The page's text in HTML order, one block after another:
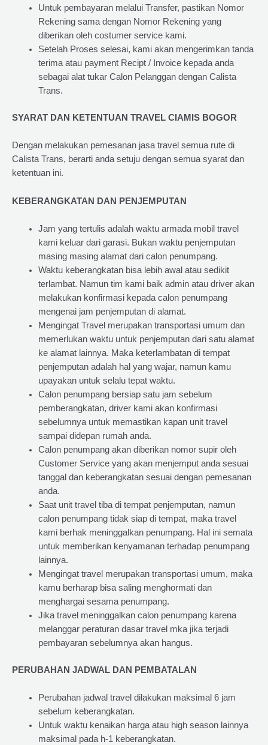
Untuk pembayaran melalui Transfer, pastikan Nomor
Rekening sama dengan Nomor Rekening yang
diberikan oleh costumer service kami.
Setelah Proses selesai, kami akan mengerimkan tanda
terima atau payment Recipt / Invoice kepada anda
sebagai alat tukar Calon Pelanggan dengan Calista
Trans.
SYARAT DAN KETENTUAN TRAVEL CIAMIS BOGOR
Dengan melakukan pemesanan jasa travel semua rute di
Calista Trans, berarti anda setuju dengan semua syarat dan
ketentuan ini.
KEBERANGKATAN DAN PENJEMPUTAN
Jam yang tertulis adalah waktu armada mobil travel
kami keluar dari garasi. Bukan waktu penjemputan
masing masing alamat dari calon penumpang.
Waktu keberangkatan bisa lebih awal atau sedikit
terlambat. Namun tim kami baik admin atau driver akan
melakukan konfirmasi kepada calon penumpang
mengenai jam penjemputan di alamat.
Mengingat Travel merupakan transportasi umum dan
memerlukan waktu untuk penjemputan dari satu alamat
ke alamat lainnya. Maka keterlambatan di tempat
penjemputan adalah hal yang wajar, namun kamu
upayakan untuk selalu tepat waktu.
Calon penumpang bersiap satu jam sebelum
pemberangkatan, driver kami akan konfirmasi
sebelumnya untuk memastikan kapan unit travel
sampai didepan rumah anda.
Calon penumpang akan diberikan nomor supir oleh
Customer Service yang akan menjemput anda sesuai
tanggal dan keberangkatan sesuai dengan pemesanan
anda.
Saat unit travel tiba di tempat penjemputan, namun
calon penumpang tidak siap di tempat, maka travel
kami berhak meninggalkan penumpang. Hal ini semata
untuk memberikan kenyamanan terhadap penumpang
lainnya.
Mengingat travel merupakan transportasi umum, maka
kamu berharap bisa saling menghormati dan
menghargai sesama penumpang.
Jika travel meninggalkan calon penumpang karena
melanggar peraturan dasar travel mka jika terjadi
pembayaran sebelumnya akan hangus.
PERUBAHAN JADWAL DAN PEMBATALAN
Perubahan jadwal travel dilakukan maksimal 6 jam
sebelum keberangkatan.
Untuk waktu kenaikan harga atau high season lainnya
maksimal pada h-1 keberangkatan.